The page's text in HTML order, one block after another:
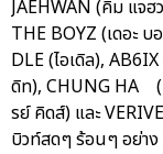
JAEHWAN (คิม แจฮ
THE BOYZ (เดอะ
DLE (ไอเดิล),
ดิท), CHUNG HA (
รย์ คิดส์) และ
บิวท์สดๆ ร้อนๆ อย่า